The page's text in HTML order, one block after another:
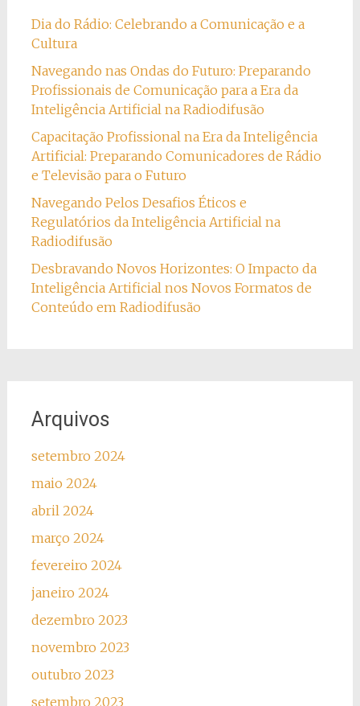
Dia do Rádio: Celebrando a Comunicação e a
Cultura
Navegando nas Ondas do Futuro: Preparando
Profissionais de Comunicação para a Era da
Inteligência Artificial na Radiodifusão
Capacitação Profissional na Era da Inteligência
Artificial: Preparando Comunicadores de Rádio
e Televisão para o Futuro
Navegando Pelos Desafios Éticos e
Regulatórios da Inteligência Artificial na
Radiodifusão
Desbravando Novos Horizontes: O Impacto da
Inteligência Artificial nos Novos Formatos de
Conteúdo em Radiodifusão
Arquivos
setembro 2024
maio 2024
abril 2024
março 2024
fevereiro 2024
janeiro 2024
dezembro 2023
novembro 2023
outubro 2023
setembro 2023